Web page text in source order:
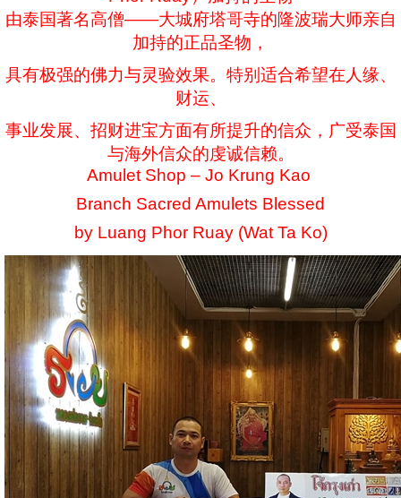
由泰国著名高僧——大城府塔哥寺的隆波瑞大师亲自
加持的正品圣物，
具有极强的佛力与灵验效果。特别适合希望在人缘、
财运、
事业发展、招财进宝方面有所提升的信众，广受泰国
与海外信众的虔诚信赖。
Amulet Shop – Jo Krung Kao
Branch Sacred Amulets Blessed
by Luang Phor Ruay (Wat Ta Ko)